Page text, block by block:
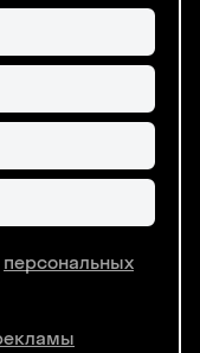
персональных